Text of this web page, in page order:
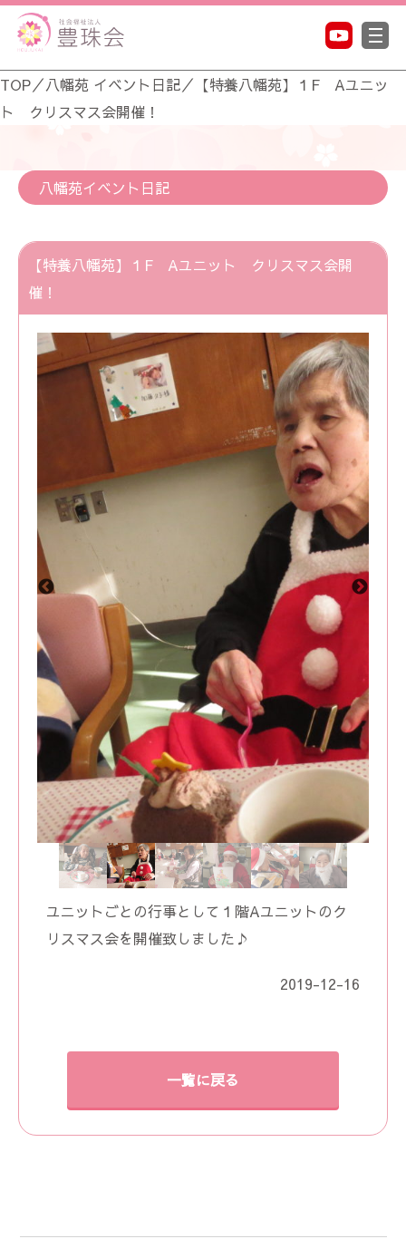
TOP／八幡苑 イベント日記／ 【特養八幡苑】１F Aユニッ
ト クリスマス会開催！
八幡苑イベント日記
【特養八幡苑】１F Aユニット クリスマス会開
催！
ユニットごとの行事として１階Aユニットのク
リスマス会を開催致しました♪
2019-12-16
一覧に戻る